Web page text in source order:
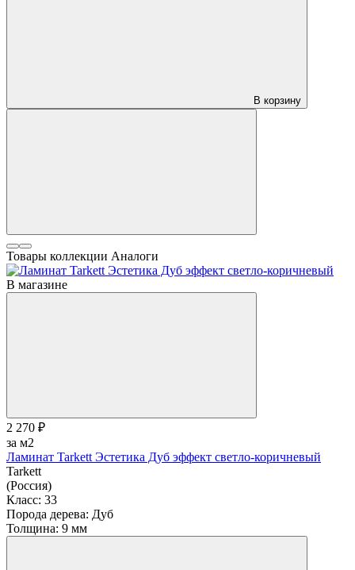
В корзину
Товары коллекции Аналоги
В магазине
2 270 ₽
за м2
Ламинат Tarkett Эстетика Дуб эффект светло-коричневый
Tarkett
(Россия)
Класс: 33
Порода дерева: Дуб
Толщина: 9 мм